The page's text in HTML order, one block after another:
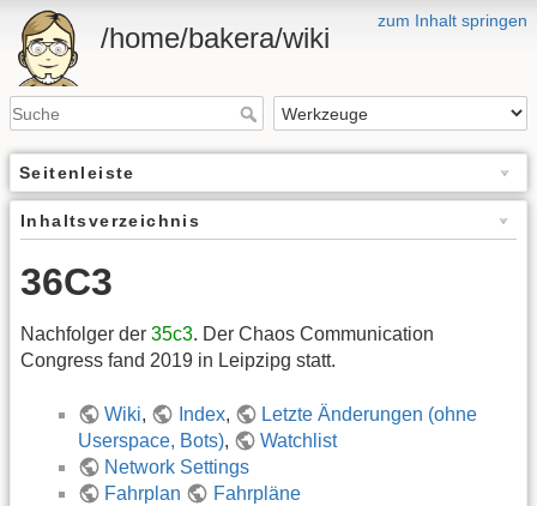
zum Inhalt springen
/home/bakera/wiki
Seitenleiste
Inhaltsverzeichnis
36C3
Nachfolger der 35c3. Der Chaos Communication
Congress fand 2019 in Leipzipg statt.
Wiki, Index,
Letzte Änderungen (ohne
Userspace, Bots),
Watchlist
Network Settings
Fahrplan
Fahrpläne